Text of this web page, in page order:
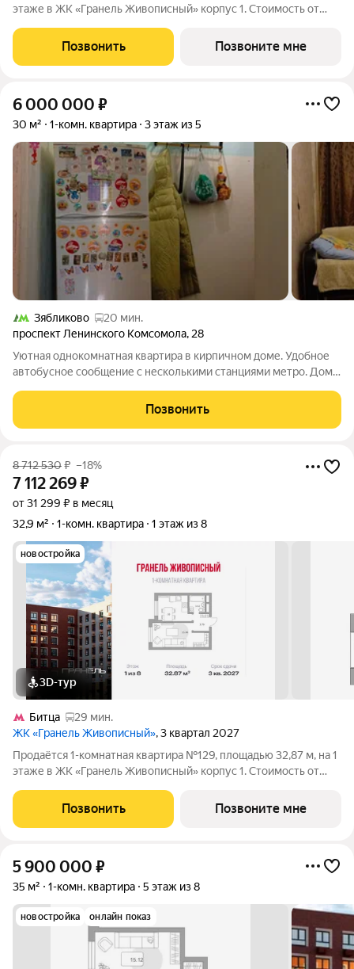
этаже в ЖК «Гранель Живописный» корпус 1. Стоимость от
односторонняя, окна на улицу. Для ценителей природы и
красоты всего в 3,6 км от МКАД в
Позвонить Позвоните мне
6 000 000 ₽
30 м² 1-комн. квартира 3 этаж из 5
Зябликово
20 мин.
проспект Ленинского Комсомола, 28
Уютная однокомнатная квартира в кирпичном доме. Удобное
автобусное сообщение с несколькими станциями метро. Дом и
инфраструктурой - рядом находятся школы, детские сады,
медицинские учреждения и
Позвонить
8 712 530₽ –18%
7 112 269₽
от 31 299 ₽ в месяц
32,9 м²
1-комн. квартира 1 этаж из 8
новостройка
3D-тур
Битца
29 мин.
ЖК «Гранель Живописный», 3 квартал 2027
Продаётся 1-комнатная квартира №129, площадью 32,87 м, на 1
этаже в ЖК «Гранель Живописный» корпус 1. Стоимость от
односторонняя, окна во двор. Для ценителей природы и
красоты всего в 3,6 км от МКАД в
Позвонить Позвоните мне
5 900 000 ₽
35 м² 1-комн. квартира 5 этаж из 8
новостройка онлайн показ